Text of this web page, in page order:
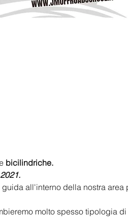
bicilindriche.
all'interno della nostra area
molto spesso tipologia